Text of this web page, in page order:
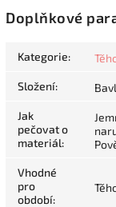
Doplňkové
Kategorie:
Složení:
Jak
pečovat o
materiál:
Vhodné
pro
období: